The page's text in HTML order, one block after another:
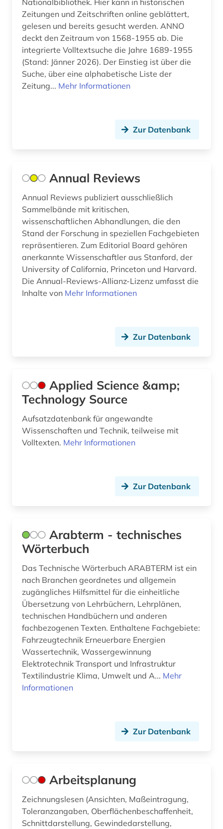
enzyklopädie (1)
epo (1)
ergonomie (1)
erneuerbare energien (1)
europa patent (2)
europa patentschrift (1)
european patent office (1)
europäische gemeinschaft (1)
europäische gemeinschaft handelsmarke (1)
europäische gemeinschaft warenzeichen (1)
exponat (1)
fachkraft (1)
fachsprache (1)
fahrrad (1)
fallstudie (1)
familienunternehmen (1)
fasern (1)
fehleranalyse (1)
fehlermöglichkeitsanalyse (1)
fernando pessoa (1)
fernerkundung (3)
fertigungstechnik (4)
festkörperforschung (1)
fett (1)
fid finnisch-ugrische/uralische sprachen (1)
filme (1)
Nationalbibliothek. Hier kann in historischen
Zeitungen und Zeitschriften online geblättert,
gelesen und bereits gesucht werden. ANNO
deckt den Zeitraum von 1568-1955 ab. Die
integrierte Volltextsuche die Jahre 1689-1955
(Stand: Jänner 2026). Der Einstieg ist über die
Suche, über eine alphabetische Liste der
Zeitung... Mehr Informationen
Zur Datenbank
Annual Reviews
Annual Reviews publiziert ausschließlich
Sammelbände mit kritischen,
wissenschaftlichen Abhandlungen, die den
Stand der Forschung in speziellen Fachgebieten
repräsentieren. Zum Editorial Board gehören
anerkannte Wissenschaftler aus Stanford, der
University of California, Princeton und Harvard.
Die Annual-Reviews-Allianz-Lizenz umfasst die
Inhalte von Mehr Informationen
Zur Datenbank
Applied Science &amp;
Technology Source
Aufsatzdatenbank für angewandte
Wissenschaften und Technik, teilweise mit
Volltexten. Mehr Informationen
Zur Datenbank
Arabterm - technisches
Wörterbuch
Das Technische Wörterbuch ARABTERM ist ein
nach Branchen geordnetes und allgemein
zugängliches Hilfsmittel für die einheitliche
Übersetzung von Lehrbüchern, Lehrplänen,
technischen Handbüchern und anderen
fachbezogenen Texten. Enthaltene Fachgebiete:
Fahrzeugtechnik Erneuerbare Energien
Wassertechnik, Wassergewinnung
Elektrotechnik Transport und Infrastruktur
Textilindustrie Klima, Umwelt und A... Mehr
Informationen
Zur Datenbank
Arbeitsplanung
Zeichnungslesen (Ansichten, Maßeintragung,
Toleranzangaben, Oberflächenbeschaffenheit,
Schnittdarstellung, Gewindedarstellung,